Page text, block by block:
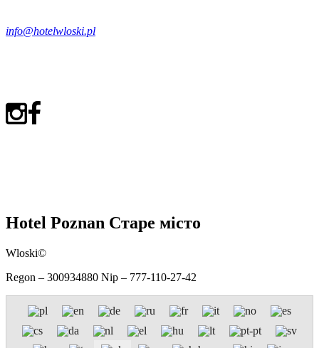
info@hotelwloski.pl
Hotel Poznan Старе місто
Wloski©
Regon – 300934880 Nip – 777-110-27-42